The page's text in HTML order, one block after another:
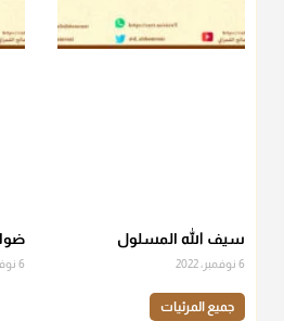
منذ 3 شهر
سيف الله المسلول
6 نوفمبر، 2022 6 نوفمبر، 2022
جميع المرئيات